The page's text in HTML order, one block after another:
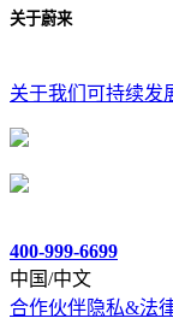
关于蔚来
关于我们 可持续发
400-999-6699
中国/中文
合作伙伴隐私&法